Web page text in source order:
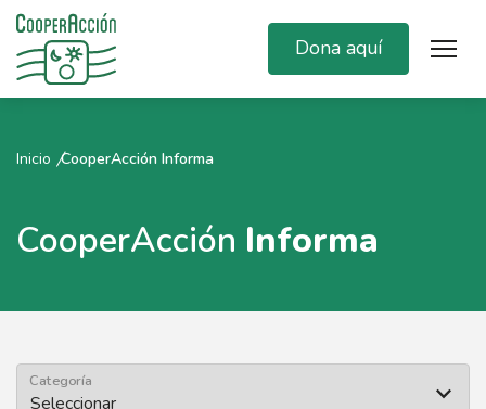
Dona aquí
Inicio CooperAcción Informa
CooperAcción Informa
Categoría